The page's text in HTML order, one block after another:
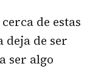
de estas
de ser
ser algo